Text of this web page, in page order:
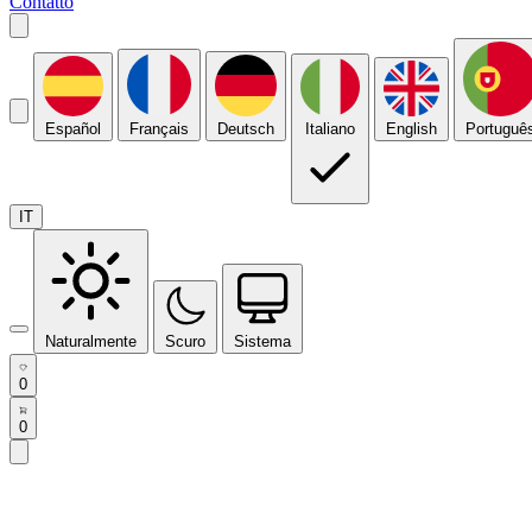
Español Français Deutsch Italiano English
IT
Naturalmente Scuro Sistema
0
0